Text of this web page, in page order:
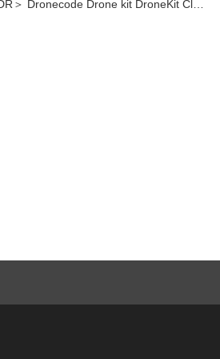
＞ Dronecode Drone kit DroneKit Cl…